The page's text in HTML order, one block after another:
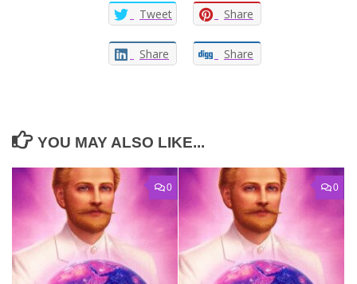
Tweet Share
Share Share
YOU MAY ALSO LIKE...
0 0